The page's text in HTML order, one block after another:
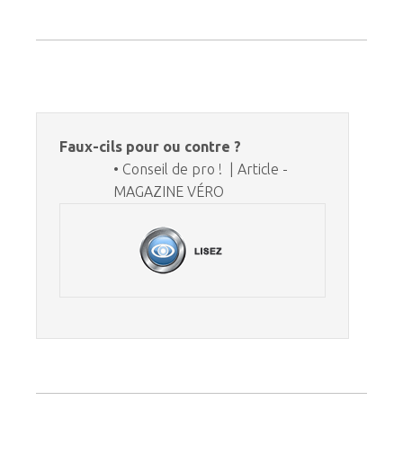
Faux-cils pour ou contre ?
• Conseil de pro ! | Article -
MAGAZINE VÉRO